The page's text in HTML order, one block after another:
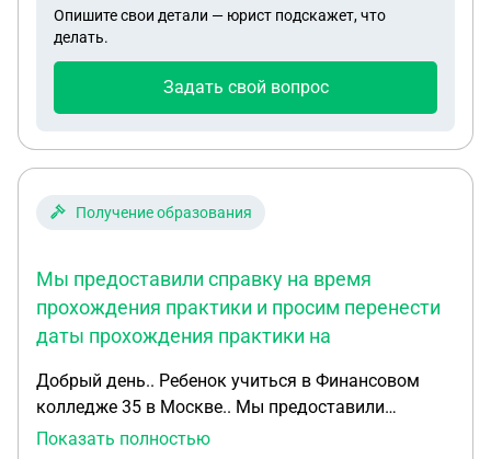
микрофинансовых организациях, можно ли
отследить следы этих Долгов или так и
продолжать платить неизвестно что
Опишите свои детали — юрист подскажет, что
делать.
Задать свой вопрос
Получение образования
Мы предоставили справку на время
прохождения практики и просим перенести
даты прохождения практики на
Добрый день.. Ребенок учиться в Финансовом
колледже 35 в Москве.. Мы предоставили
справку на время прохождения практики и
Показать полностью